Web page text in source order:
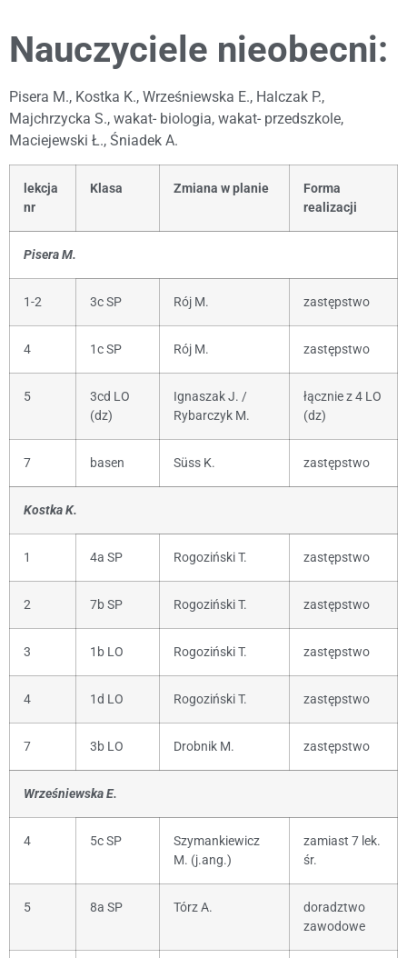
Nauczyciele nieobecni:
Pisera M., Kostka K., Wrześniewska E., Halczak P.,
Majchrzycka S., wakat- biologia, wakat- przedszkole,
Maciejewski Ł., Śniadek A.
lekcja
nr
Klasa Zmiana w planie
Forma
realizacji
Pisera M.
1-2 3c SP Rój M. zastępstwo
4 1c SP Rój M. zastępstwo
5
3cd LO
(dz)
Ignaszak J. /
Rybarczyk M.
łącznie z 4 LO
(dz)
7 basen Süss K. zastępstwo
Kostka K.
1 4a SP Rogoziński T. zastępstwo
2 7b SP Rogoziński T. zastępstwo
3 1b LO Rogoziński T. zastępstwo
4 1d LO Rogoziński T. zastępstwo
7 3b LO Drobnik M. zastępstwo
Wrześniewska E.
4 5c SP
Szymankiewicz
M. (j.ang.)
zamiast 7 lek.
śr.
5 8a SP Tórz A.
doradztwo
zawodowe